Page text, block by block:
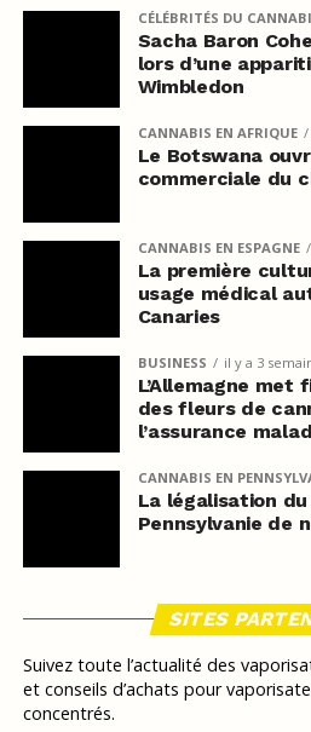
CÉLÉBRITÉS DU
Sacha Baron
lors d’une
Wimbledon
CANNABIS EN AFRIQUE
Le Botswana
commerciale du
CANNABIS EN ESPAGNE
La première
usage médical
Canaries
BUSINESS il y a 3
L’Allemagne met
des fleurs de
l’assurance
CANNABIS EN
La légalisation
Pennsylvanie de
SITES
Suivez toute l’actualité des
et conseils d’achats pour
concentrés.